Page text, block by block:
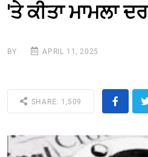
'ਤੇ ਕੀਤਾ ਮਾਮਲਾ
BY APRIL 11, 2025
SHARE: 1,509